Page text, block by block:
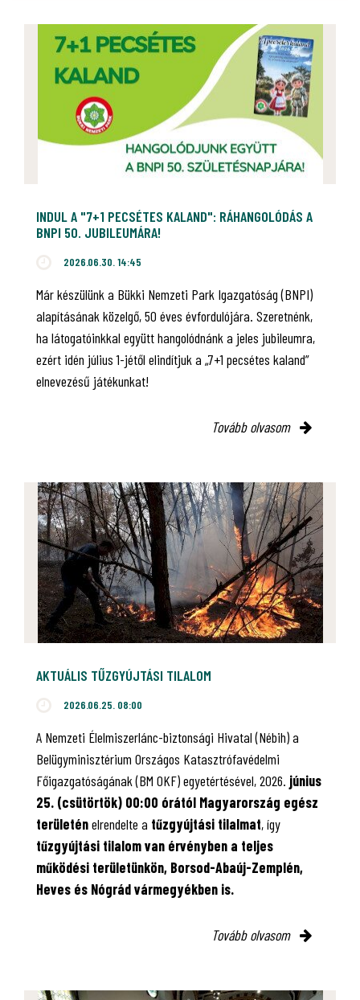
INDUL A "7+1 PECSÉTES KALAND": RÁHANGOLÓDÁS A
BNPI 50. JUBILEUMÁRA!
2026.06.30. 14:45
Már készülünk a Bükki Nemzeti Park Igazgatóság (BNPI)
alapításának közelgő, 50 éves évfordulójára. Szeretnénk,
ha látogatóinkkal együtt hangolódnánk a jeles jubileumra,
ezért idén július 1-jétől elindítjuk a „7+1 pecsétes kaland”
elnevezésű játékunkat!
Tovább olvasom
AKTUÁLIS TŰZGYÚJTÁSI TILALOM
2026.06.25. 08:00
A Nemzeti Élelmiszerlánc-biztonsági Hivatal (Nébih) a
Belügyminisztérium Országos Katasztrófavédelmi
Főigazgatóságának (BM OKF) egyetértésével, 2026. június
25. (csütörtök) 00:00 órától Magyarország egész
területénelrendelte a tűzgyújtási tilalmat, így
tűzgyújtási tilalom van érvényben a teljes
működési területünkön, Borsod-Abaúj-Zemplén,
Heves és Nógrád vármegyékben is.
Tovább olvasom